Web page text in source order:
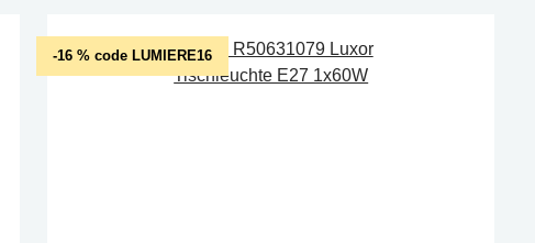
-16 % code LUMIERE16